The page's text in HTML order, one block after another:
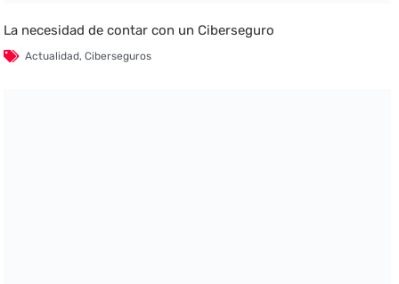
La necesidad de contar con un Ciberseguro
Actualidad,Ciberseguros